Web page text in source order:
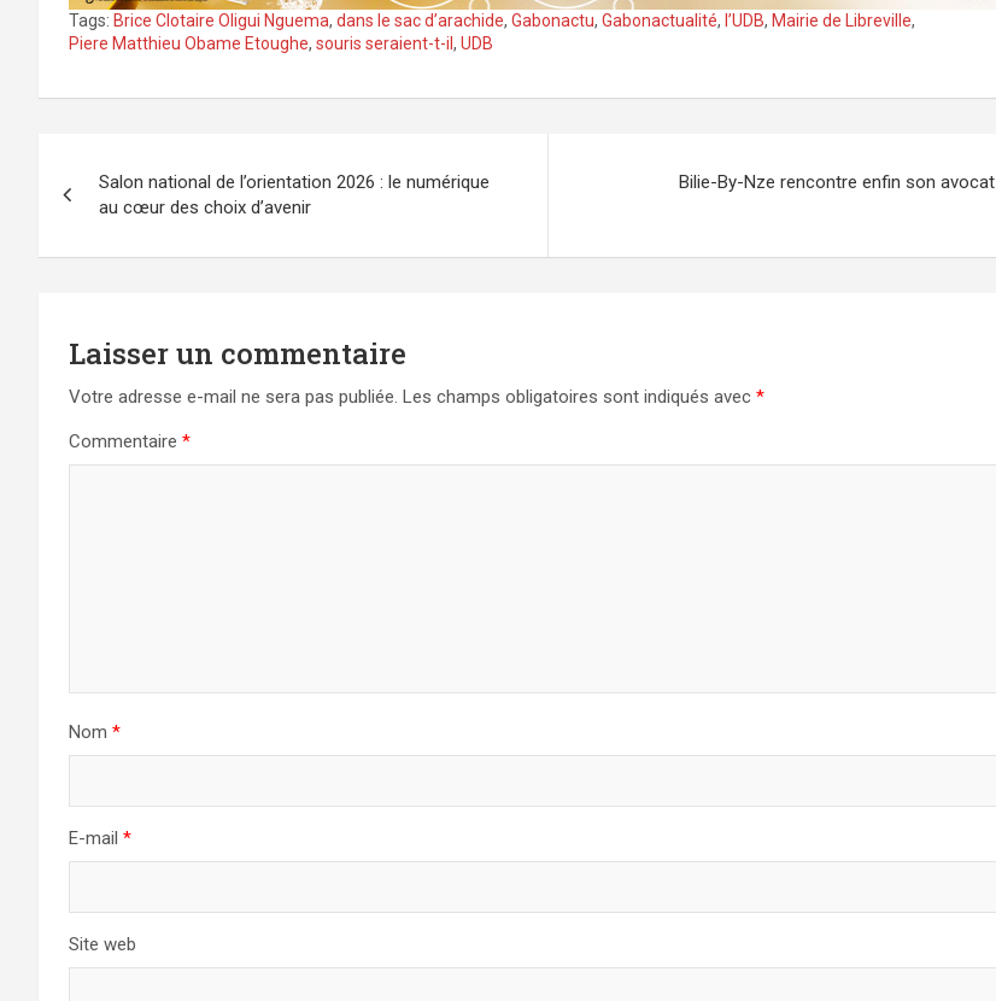
Tags: Brice Clotaire Oligui Nguema, dans le sac d’arachide, Gabonactu, Gabonactualité, l’UDB, Mairie de Libreville,
Piere Matthieu Obame Etoughe, souris seraient-t-il , UDB
de
l’article
Salon national de l’orientation 2026 : le numérique
au cœur des choix d’avenir
Bilie-By-Nze rencontre enfin son avocat
Laisser un commentaire
Votre adresse e-mail ne sera pas publiée. Les champs obligatoires sont indiqués avec *
Commentaire *
Nom *
E-mail *
Site web